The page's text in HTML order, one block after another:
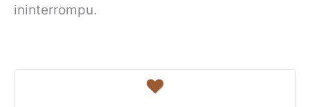
ininterrompu.